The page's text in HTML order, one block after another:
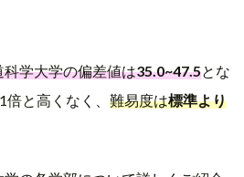
科学大学の偏差値は35.0~47.5とな
と高くなく、 難易度は標準より